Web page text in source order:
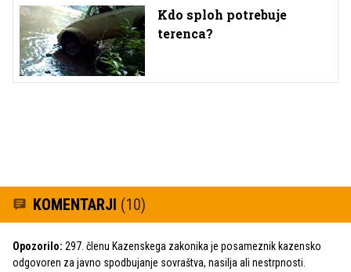
Kdo sploh potrebuje
terenca?
KOMENTARJI (10)
Opozorilo: 297. členu Kazenskega zakonika je posameznik kazensko
odgovoren za javno spodbujanje sovraštva, nasilja ali nestrpnosti.